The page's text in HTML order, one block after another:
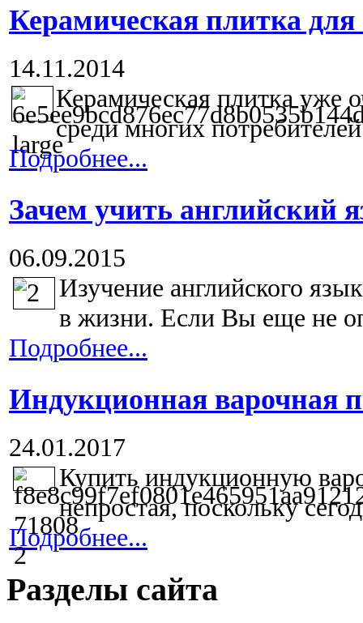
Керамическая плитка
14.11.2014
Керамическая плитка уже
среди многих
Подробнее...
Зачем учить английский
06.09.2015
Изучение английского
в жизни. Если Вы еще не
Подробнее...
Индукционная варочная
24.01.2017
Купить индукционную
непростая, поскольку
Подробнее...
Разделы сайта